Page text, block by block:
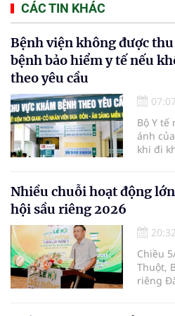
CÁC TIN KHÁC
Bệnh viện không được
bệnh bảo hiểm y tế nếu
theo yêu cầu
07:07
Bộ Y tế
ánh
khi đi
bệnh,
nhưng
phần
Nhiều chuỗi hoạt động
hội sầu riêng 2026
20:32
Chiều
Thuột,
riêng